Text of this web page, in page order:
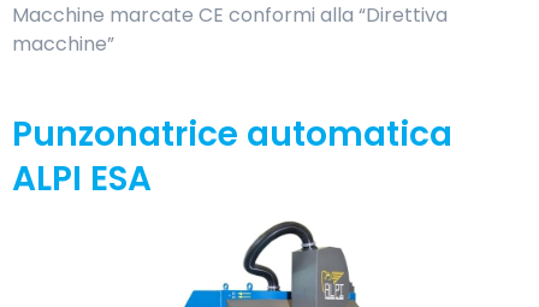
Macchine marcate CE conformi alla “Direttiva
macchine”
Punzonatrice automatica
ALPI ESA